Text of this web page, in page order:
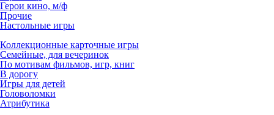
Герои кино, м/ф
Прочие
Настольные игры
Коллекционные карточные игры
Семейные, для вечеринок
По мотивам фильмов, игр, книг
В дорогу
Игры для детей
Головоломки
Атрибутика